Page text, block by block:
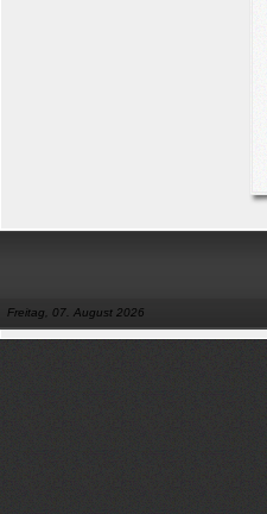
Freitag, 07. August 2026